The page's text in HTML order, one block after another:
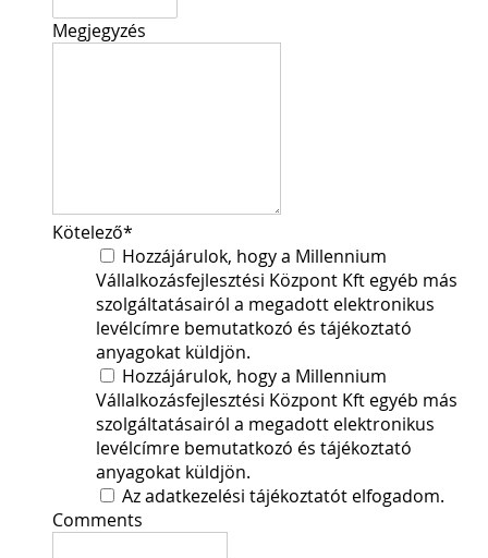
Megjegyzés
Kötelező*
Hozzájárulok, hogy a Millennium
Vállalkozásfejlesztési Központ Kft egyéb más
szolgáltatásairól a megadott elektronikus
levélcímre bemutatkozó és tájékoztató
anyagokat küldjön.
Hozzájárulok, hogy a Millennium
Vállalkozásfejlesztési Központ Kft egyéb más
szolgáltatásairól a megadott elektronikus
levélcímre bemutatkozó és tájékoztató
anyagokat küldjön.
Az adatkezelési tájékoztatót elfogadom.
Comments